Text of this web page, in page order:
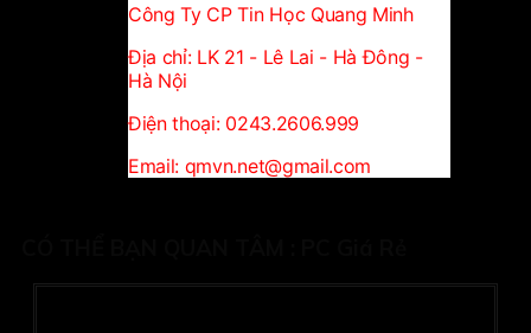
Công Ty CP Tin Học Quang Minh
Địa chỉ: LK 21 - Lê Lai - Hà Đông -
Hà Nội
Điện thoại: 0243.2606.999
Email: qmvn.net@gmail.com